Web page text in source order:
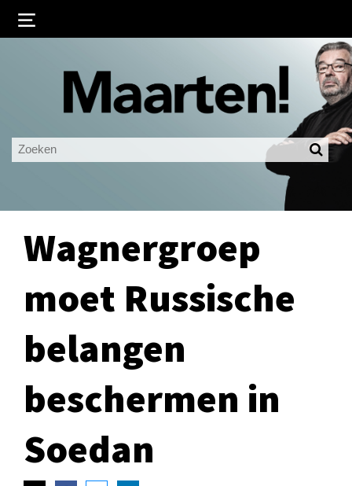
Ingelogd blijven
LOGIN
Wagnergroep
moet Russische
belangen
beschermen in
Soedan